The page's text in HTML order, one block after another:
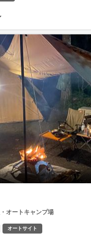
オートキャンプ場
オートサイト